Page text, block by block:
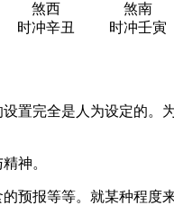
煞西 煞南
时冲辛丑 时冲壬寅
置完全是人为设定的。
神。
预报等等。就某种程度